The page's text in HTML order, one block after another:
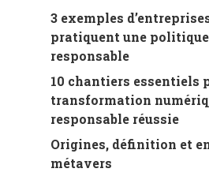
3 exemples
pratiquent une
responsable
10 chantiers essentiels
transformation
responsable réussie
Origines, définition et
métavers